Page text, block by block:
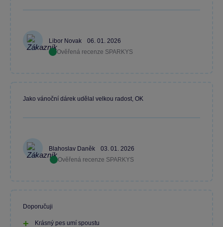
Libor Novak
06. 01. 2026
Ověřená recenze SPARKYS
Blahoslav Daněk
03. 01. 2026
Ověřená recenze SPARKYS
Jako vánoční dárek udělal velkou radost, OK
Doporučuji
Krásný pes umí spoustu